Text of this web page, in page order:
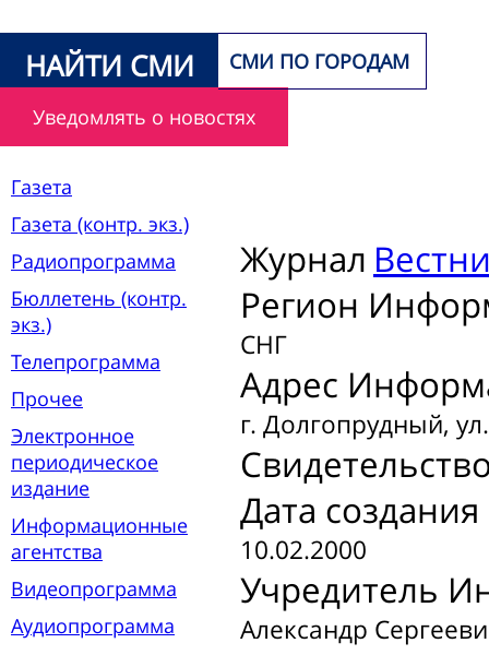
НАЙТИ СМИ СМИ ПО ГОРОДАМ
Уведомлять о новостях
Газета
Газета (контр. экз.)
Радиопрограмма
Бюллетень (контр.
экз.)
Телепрограмма
Прочее
Электронное
периодическое
издание
Информационные
агентства
Видеопрограмма
Аудиопрограмма
Журнал
Регион
СНГ
Адрес
г. Долгопрудный,
Дата
10.02.2000
Учредитель
Александр